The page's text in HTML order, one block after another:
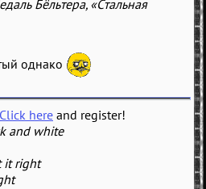
Бёльтера, «Стальная
однако
Click here and register!
and white
it right